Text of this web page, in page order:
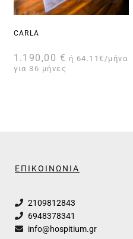
CARLA
1.190,00 € ή 64.11€/μήνα
για 36 μήνες
ΕΠΙΚΟΙΝΩΝΙΑ
2109812843
6948378341
info@hospitium.gr